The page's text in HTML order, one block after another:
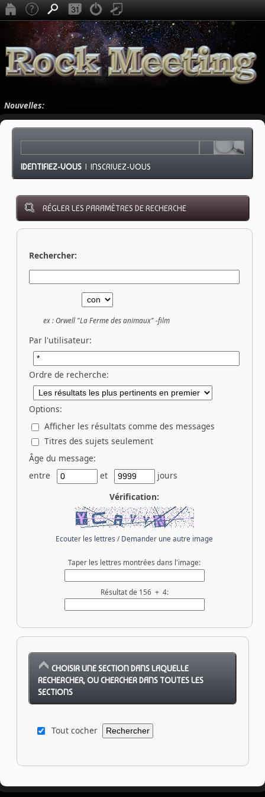
Nouvelles:
IDENTIFIEZ-VOUS |INSCRIVEZ-VOUS
RÉGLER LES PARAMÈTRES DE RECHERCHE
Rechercher:
ex :Orwell "La Ferme des animaux" -film
Par l'utilisateur:
Ordre de recherche:
Options:
Afficher les résultats comme des messages
Titres des sujets seulement
Âge du message:
entre
et
jours
Vérification:
Ecouter les lettres / Demander une autre image
Taper les lettres montrées dans l'image:
Résultat de 156 + 4:
CHOISIR UNE SECTION DANS LAQUELLE
RECHERCHER, OU CHERCHER DANS TOUTES LES
SECTIONS
Tout cocher